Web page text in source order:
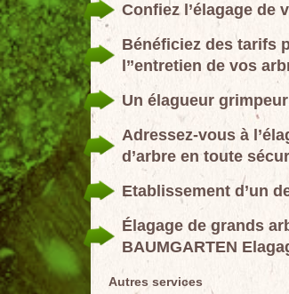
Confiez l’élagage de
Bénéficiez des tarifs
l’’entretien de vos
Un élagueur
Adressez-vous à
d’arbre en toute
Etablissement d’un
Élagage de grands
BAUMGARTEN
Autres services